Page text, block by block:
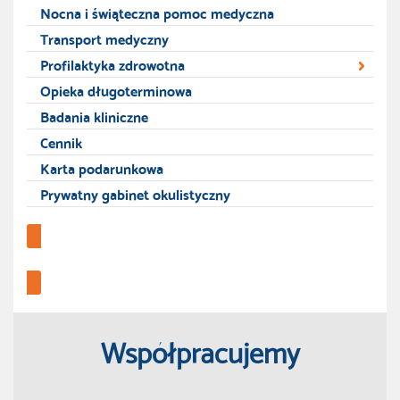
Nocna i świąteczna pomoc medyczna
Transport medyczny
Profilaktyka zdrowotna
Opieka długoterminowa
Badania kliniczne
Cennik
Karta podarunkowa
Prywatny gabinet okulistyczny
Profilaktyka zdrowotna
Współpracujemy